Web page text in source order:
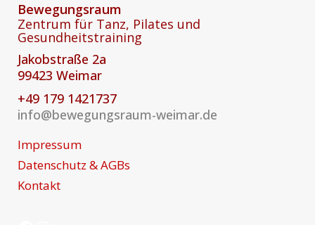
Bewegungsraum
Zentrum für Tanz, Pilates und
Gesundheitstraining
Jakobstraße 2a
99423 Weimar
+49 179 1421737
info@bewegungsraum-weimar.de
Impressum
Datenschutz & AGBs
Kontakt